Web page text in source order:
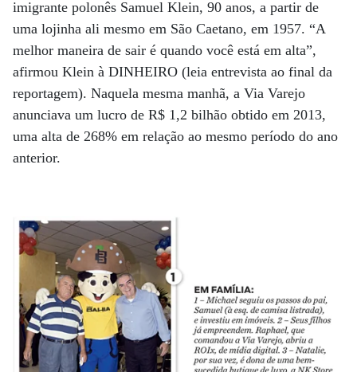
imigrante polonês Samuel Klein, 90 anos, a partir de
uma lojinha ali mesmo em São Caetano, em 1957. “A
melhor maneira de sair é quando você está em alta”,
afirmou Klein à DINHEIRO (leia entrevista ao final da
reportagem). Naquela mesma manhã, a Via Varejo
anunciava um lucro de R$ 1,2 bilhão obtido em 2013,
uma alta de 268% em relação ao mesmo período do ano
anterior.